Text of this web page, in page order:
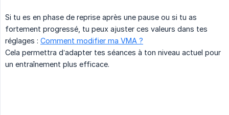
Si tu es en phase de reprise après une pause ou si tu as
fortement progressé, tu peux ajuster ces valeurs dans tes
réglages : Comment modifier ma VMA ?
Cela permettra d’adapter tes séances à ton niveau actuel pour
un entraînement plus efficace.